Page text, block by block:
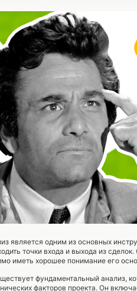
является одним из основных
точки входа и выхода из
иметь хорошее понимание его
фундаментальный анализ,
факторов проекта. Он